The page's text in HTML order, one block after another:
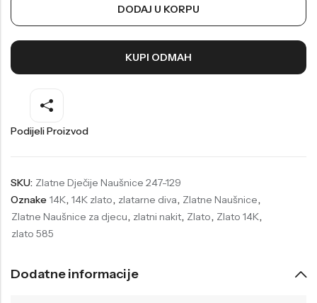
DODAJ U KORPU
KUPI ODMAH
Podijeli Proizvod
SKU: Zlatne Dječije Naušnice 247-129
Oznake 14K, 14K zlato, zlatarne diva, Zlatne Naušnice,
Zlatne Naušnice za djecu, zlatni nakit, Zlato, Zlato 14K,
zlato 585
Dodatne informacije
Welder
Mini Focus
Daniel Klein
Festina
Wesse
Missguided
Diesel